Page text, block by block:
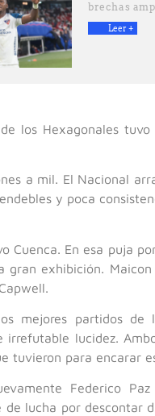
brechas
Leer +
los Hexagonales
a mil. El Nacional
y poca
Cuenca. En esa puja
exhibición.
mejores partidos
lucidez.
tuvieron para encarar
Federico
lucha por descontar